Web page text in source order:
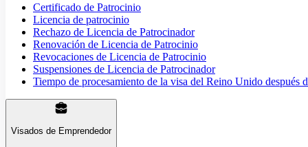
Certificado de Patrocinio
Licencia de patrocinio
Rechazo de Licencia de Patrocinador
Renovación de Licencia de Patrocinio
Revocaciones de Licencia de Patrocinio
Suspensiones de Licencia de Patrocinador
Tiempo de procesamiento de la visa del Reino Unido después
Visados de Emprendedor